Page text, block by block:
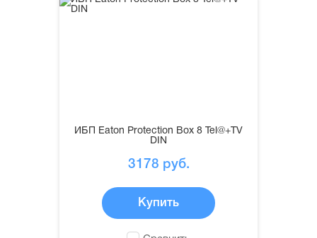
ИБП Eaton Protection Box 8 Tel@+TV
DIN
3178 руб.
Купить